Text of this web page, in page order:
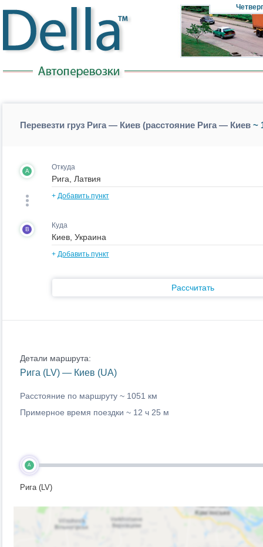
Четверг
Перевезти груз Рига — Киев (расстояние Рига — Киев~
A Откуда
+ Добавить пункт
B Куда
+ Добавить пункт
Рассчитать
Детали маршрута:
Рига (LV) — Киев (UA)
Расстояние по маршруту ~ 1051 км
Примерное время поездки ~ 12 ч 25 м
A
Рига (LV)